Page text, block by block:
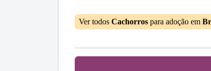
Ver todos Cachorros para adoção em